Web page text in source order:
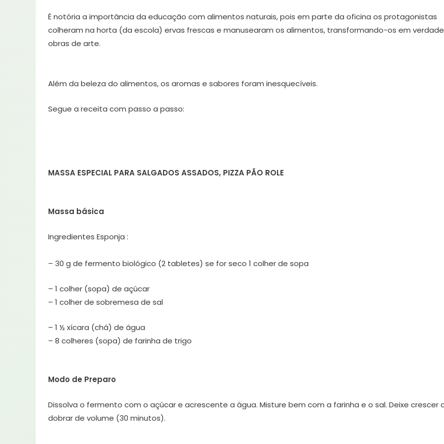
É notória a importância da educação com alimentos naturais, pois em parte da oficina os protagonistas
colheram na horta (da escola) ervas frescas e manusearam os alimentos, transformando-os em
obras de arte.
Além da beleza do alimentos, os aromas e sabores foram inesquecíveis.
Segue a receita com passo a passo:
MASSA ESPECIAL PARA SALGADOS ASSADOS, PIZZA PÃO ROLE
Massa básica
Ingredientes Esponja :
– 30 g de fermento biológico (2 tabletes) se for seco 1 colher de sopa
– 1 colher (sopa) de açúcar
– 1 colher de sobremesa de sal
– 1 ½ xícara (chá) de água
– 8 colheres (sopa) de farinha de trigo
Modo de Preparo
Dissolva o fermento com o açúcar e acrescente a água. Misture bem com a farinha e o sal. Deixe crescer
dobrar de volume (30 minutos).